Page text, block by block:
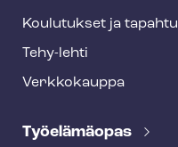
Koulutukset ja
Tehy-lehti
Verkkokauppa
Työelämäopas